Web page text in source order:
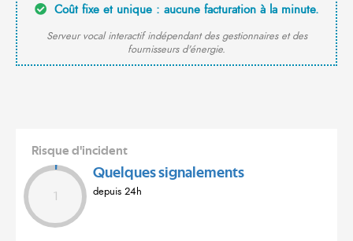
Coût fixe et unique : aucune facturation à la minute.
Serveur vocal interactif indépendant des gestionnaires et des
fournisseurs d'énergie.
Risque d'incident
1
Quelques signalements
depuis 24h